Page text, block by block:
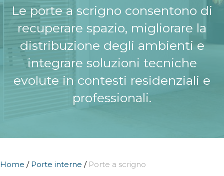
Le porte a scrigno consentono di
recuperare spazio, migliorare la
distribuzione degli ambienti e
integrare soluzioni tecniche
evolute in contesti residenziali e
professionali.
Home /Porte interne / Porte a scrigno